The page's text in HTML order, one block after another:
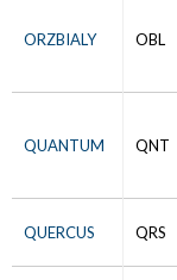
ORZBIALY OBL
QUANTUM QNT
QUERCUS QRS